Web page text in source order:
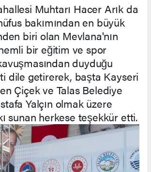
Muhtarı Hacer Arık da
bakımından en büyük
biri olan Mevlana'nın
bir eğitim ve spor
duyduğu
dile getirerek, başta Kayseri
Çiçek ve Talas Belediye
Yalçın olmak üzere
sunan herkese teşekkür etti.